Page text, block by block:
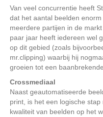
Van veel concurrentie heeft
dat het aantal beelden
meerdere partijen in de
paar jaar heeft iedereen wel
op dit gebied (zoals
mr.clipping) waarbij hij
groeien tot een
Crossmediaal
Naast geautomatiseerde
print, is het een logische
kwaliteit van beelden op het